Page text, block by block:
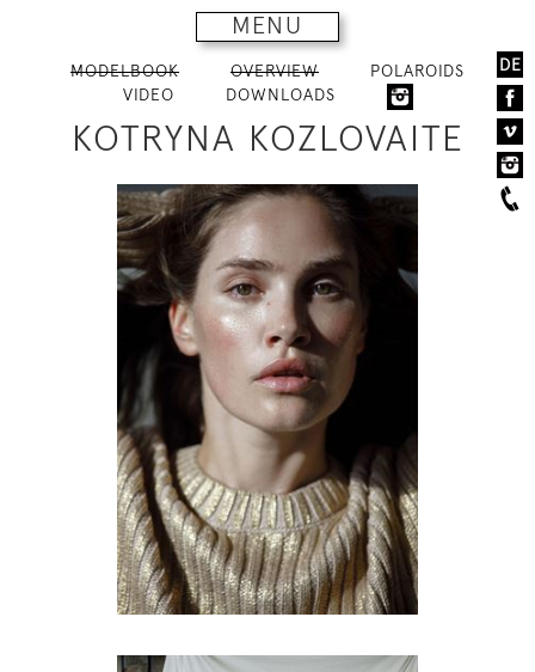
MENU
DE
MODELBOOK OVERVIEW
POLAROIDS
VIDEO
DOWNLOADS
KOTRYNA KOZLOVAITE